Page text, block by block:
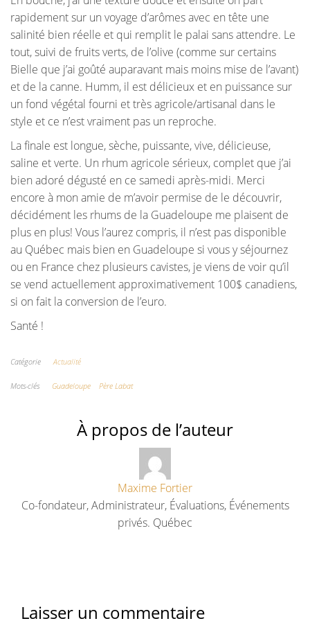
rapidement sur un voyage d’arômes avec en tête une
salinité bien réelle et qui remplit le palai sans attendre. Le
tout, suivi de fruits verts, de l’olive (comme sur certains
Bielle que j’ai goûté auparavant mais moins mise de l’avant)
et de la canne. Humm, il est délicieux et en puissance sur
un fond végétal fourni et très agricole/artisanal dans le
style et ce n’est vraiment pas un reproche.
La finale est longue, sèche, puissante, vive, délicieuse,
saline et verte. Un rhum agricole sérieux, complet que j’ai
bien adoré dégusté en ce samedi après-midi. Merci
encore à mon amie de m’avoir permise de le découvrir,
décidément les rhums de la Guadeloupe me plaisent de
plus en plus! Vous l’aurez compris, il n’est pas disponible
au Québec mais bien en Guadeloupe si vous y séjournez
ou en France chez plusieurs cavistes, je viens de voir qu’il
se vend actuellement approximativement 100$ canadiens,
si on fait la conversion de l’euro.
Santé !
Catégorie Actualité
Mots-clés Guadeloupe Père Labat
À propos de l’auteur
Maxime Fortier
Co-fondateur, Administrateur, Évaluations, Événements
privés. Québec
Laisser un commentaire